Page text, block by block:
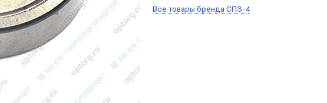
Все товары бренда СПЗ-4